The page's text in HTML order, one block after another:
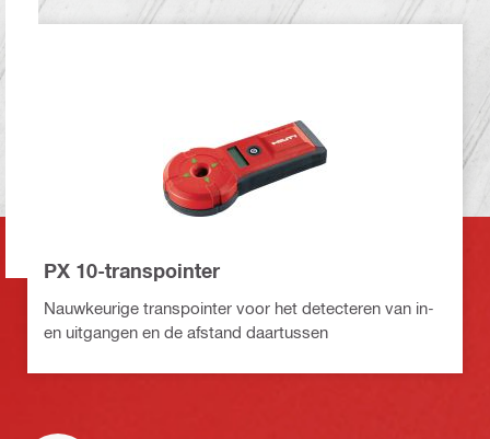
PX 10-transpointer
Nauwkeurige transpointer voor het detecteren van in-
en uitgangen en de afstand daartussen